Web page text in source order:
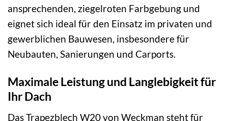
ansprechenden, ziegelroten Farbgebung und
eignet sich ideal für den Einsatz im privaten und
gewerblichen Bauwesen, insbesondere für
Neubauten, Sanierungen und Carports.
Maximale Leistung und Langlebigkeit für
Ihr Dach
Das Trapezblech W20 von Weckman steht für